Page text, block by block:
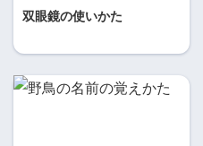
双眼鏡の使いかた